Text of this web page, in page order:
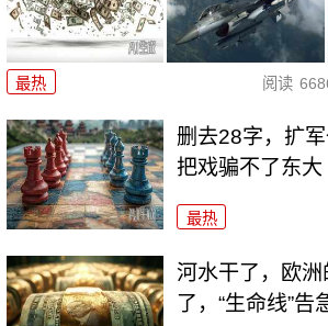
最热 阅读
删去28字，扩
把戏骗不了东大
最热
河水干了，欧
了，“生命线”告